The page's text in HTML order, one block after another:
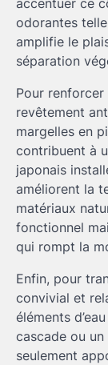
odorantes
amplifie le
séparation
Pour
revêtement
margelles en
contribuent à
japonais
améliorent la
matériaux
fonctionnel
qui rompt la
Enfin, pour
convivial et
éléments
cascade ou un
seulement